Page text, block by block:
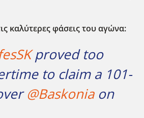
καλύτερες φάσεις του αγώνα:
proved too
to claim a 101-
@Baskoniaon